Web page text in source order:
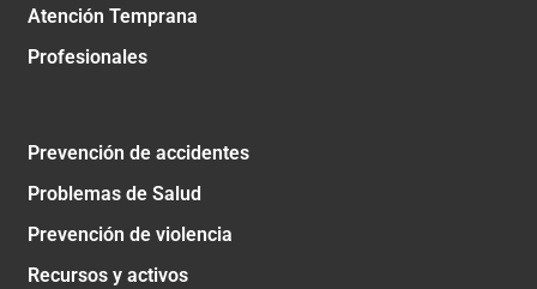
Atención Temprana
Profesionales
Prevención de accidentes
Problemas de Salud
Prevención de violencia
Recursos y activos